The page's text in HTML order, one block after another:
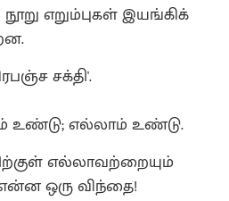
எறும்புகள் இயங்கிக்
சக்தி'.
உண்டு; எல்லாம் உண்டு.
எல்லாவற்றையும்
என்ன ஒரு விந்தை!